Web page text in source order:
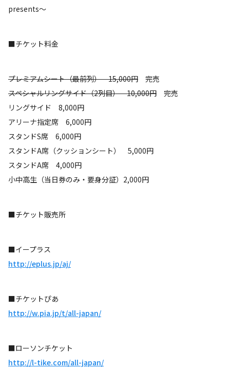
presents～
■チケット料金
プレミアムシート（最前列） 15,000円 完売
スペシャルリングサイド（2列目） 10,000円 完売
リングサイド 8,000円
アリーナ指定席 6,000円
スタンドS席 6,000円
スタンドA席（クッションシート） 5,000円
スタンドA席 4,000円
小中高生（当日券のみ・要身分証）2,000円
■チケット販売所
■イープラス
http://eplus.jp/aj/
■チケットぴあ
http://w.pia.jp/t/all-japan/
■ローソンチケット
http://l-tike.com/all-japan/